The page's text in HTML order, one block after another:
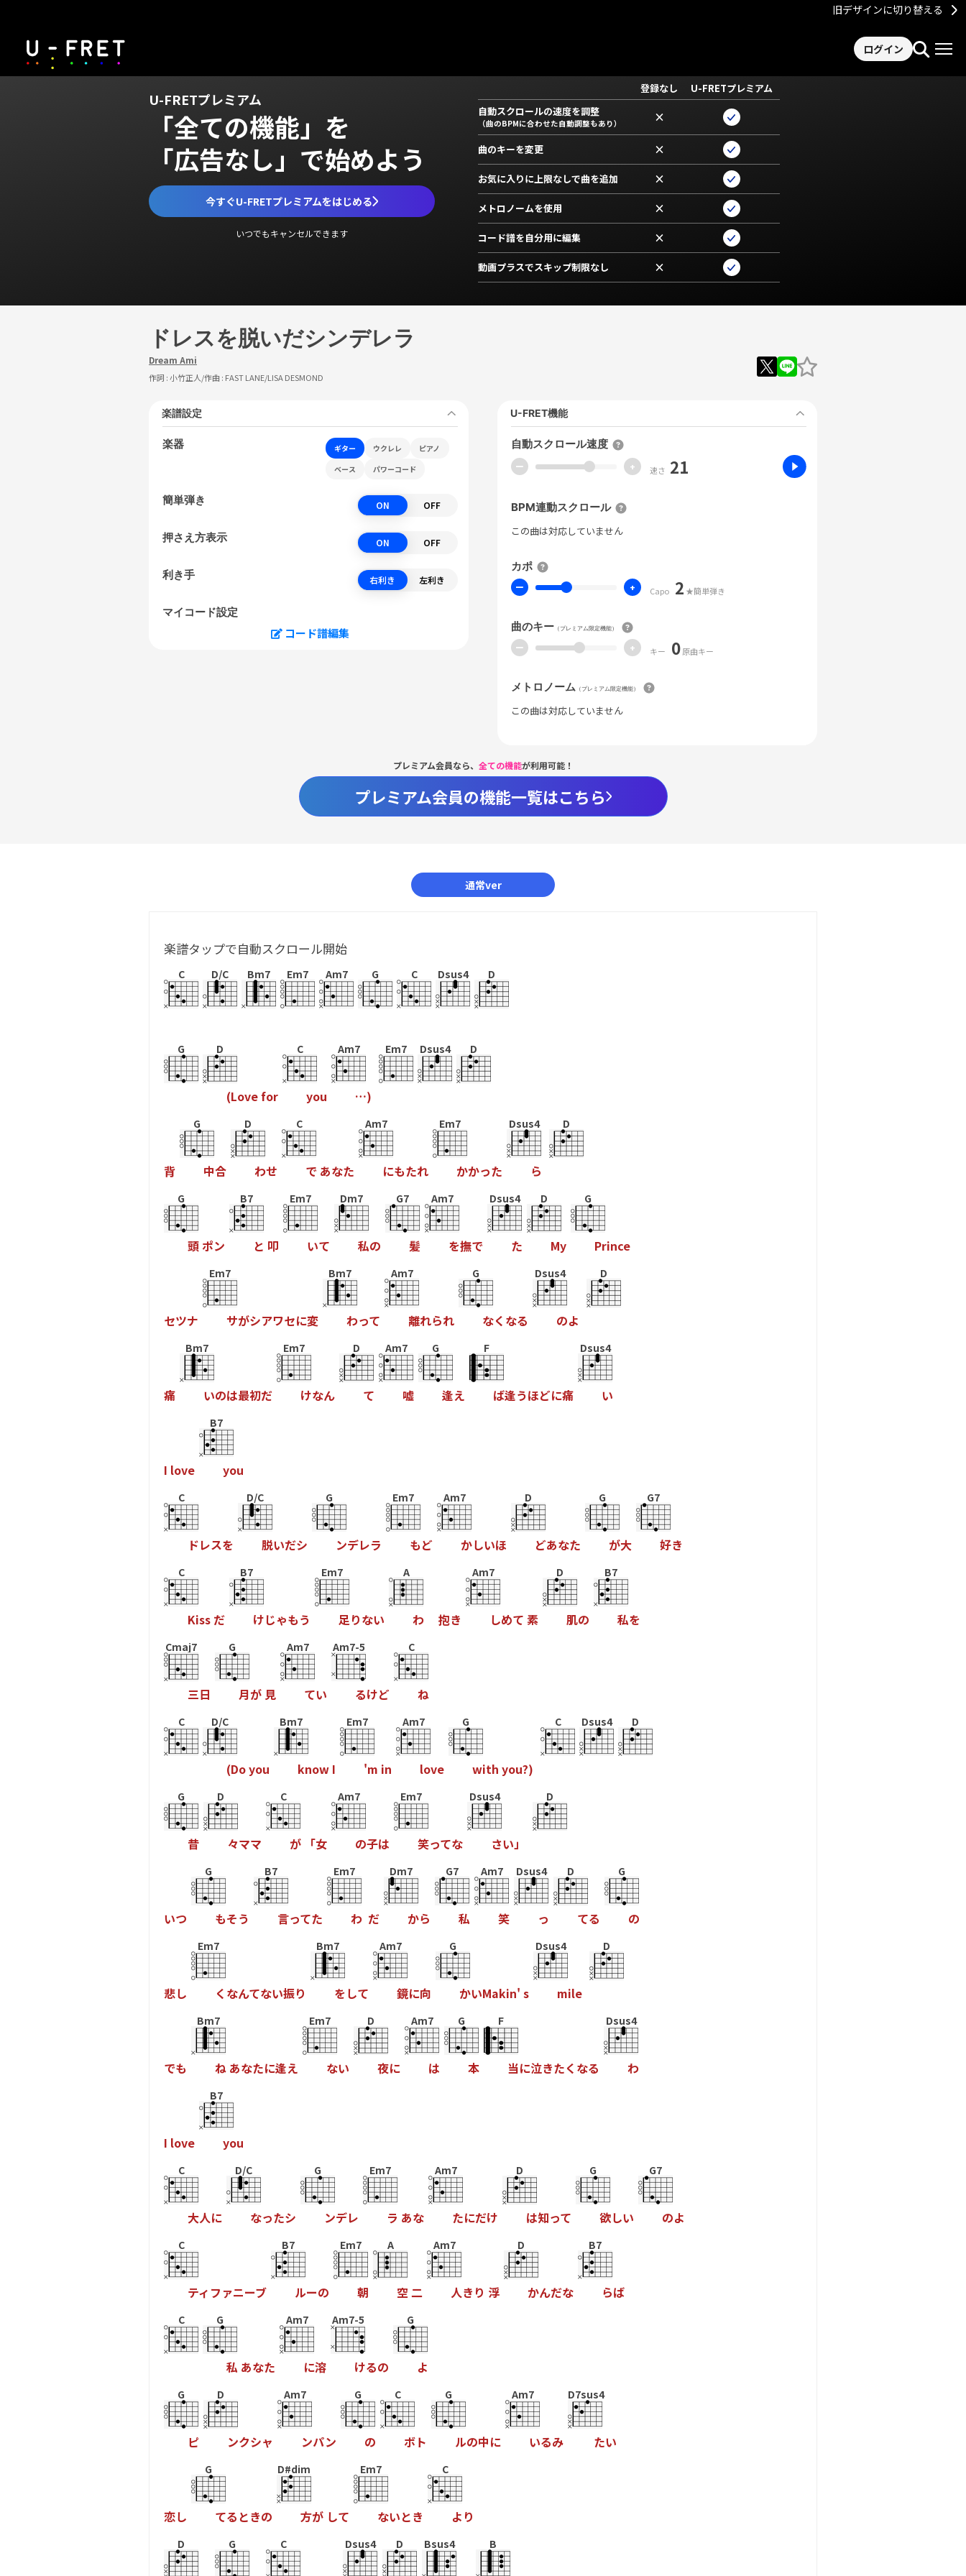
旧デザインに切り替える
ログイン
U-FRETプレミアム
「全ての機能」を
「広告なし」で始めよう
今すぐU-FRETプレミアムをはじめる
いつでもキャンセルできます
登録なし
U-FRETプレミアム
自動スクロールの速度を調整
（曲のBPMに合わせた自動調整もあり） ×
曲のキーを変更 ×
お気に入りに上限なしで曲を追加 ×
メトロノームを使用 ×
コード譜を自分用に編集 ×
動画プラスでスキップ制限なし ×
ドレスを脱いだシンデレラ
Dream Ami
作詞 :小竹正人/作曲 : FAST LANE/LISA DESMOND
楽譜設定
楽器 ギター ウクレレ
ピアノ
ベース
パワーコード
簡単弾き ON OFF
押さえ方表示 ON OFF
利き手 右利き 左利き
マイコード設定
コード譜編集
U-FRET機能
自動スクロール速度
ー + 速さ 21
BPM連動スクロール
この曲は対応していません
カポ
ー + Capo 2 ★簡単弾き
曲のキー （プレミアム限定機能）
ー + キー 0原曲キー
メトロノーム （プレミアム限定機能）
この曲は対応していません
プレミアム会員なら、 全ての機能が利用可能！
プレミアム会員の機能一覧はこちら
通常ver
楽譜タップで自動スクロール開始
C D/C Bm7 Em7 Am7 G C Dsus4 D
G D
(Lovefor
C
you
Am7
…)
Em7 Dsus4 D
背
G
中合
D
わせ
C
で あなた
Am7
にもたれ
Em7
かかった
Dsus4
ら
D
G
頭ポン
B7
と 叩
Em7
いて
Dm7
私の
G7
髪
Am7
を撫で
Dsus4
た
D
My
G
Prince
セツナ
Em7
サがシアワセに変
Bm7
わって
Am7
離れられ
G
なく なる
Dsus4
のよ
D
痛
Bm7
いのは最初だ
Em7
けなん
D
て
Am7
嘘
G
逢え
F
ば逢うほどに痛
Dsus4
い
I love
B7
you
C
ドレスを
D/C
脱いだシ
G
ンデレラ
Em7
もど
Am7
かしいほ
D
どあなた
G
が大
G7
好き
C
Kiss だ
B7
けじゃもう
Em7
足りない
A
わ 抱き
Am7
しめて 素
D
肌の
B7
私を
Cmaj7
三日
G
月が 見
Am7
てい
Am7-5
るけど
C
ね
C D/C
(Doyou
Bm7
know I
Em7
'm in
Am7
love
G
with you?)
C Dsus4 D
G
昔
D
々ママ
C
が 「女
Am7
の子は
Em7
笑ってな
Dsus4
さい」
D
いつ
G
もそう
B7
言ってた
Em7
わ だ
Dm7
から
G7
私
Am7
笑
Dsus4
っ
D
てる
G
の
悲し
Em7
く なんてない振り
Bm7
をして
Am7
鏡に向
G
かいMakin' s
Dsus4
mile
D
でも
Bm7
ね あなたに逢え
Em7
ない
D
夜に
Am7
は
G
本
F
当に泣きたく なる
Dsus4
わ
I love
B7
you
C
大人に
D/C
なったシ
G
ンデレ
Em7
ラ あな
Am7
たにだけ
D
は知って
G
欲しい
G7
のよ
C
ティ フ ァニーブ
B7
ルーの
Em7
朝
A
空 二
Am7
人き り 浮
D
かんだな
B7
らば
C G
私 あなた
Am7
に溶
Am7-5
けるの
G
よ
G
ピ
D
ンクシャ
Am7
ンパン
G
の
C
ボト
G
ルの中に
Am7
いるみ
D7sus4
たい
恋し
G
てる ときの
D#dim
方が して
Em7
ないとき
C
よ り
D G C Dsus4 D Bsus4 B